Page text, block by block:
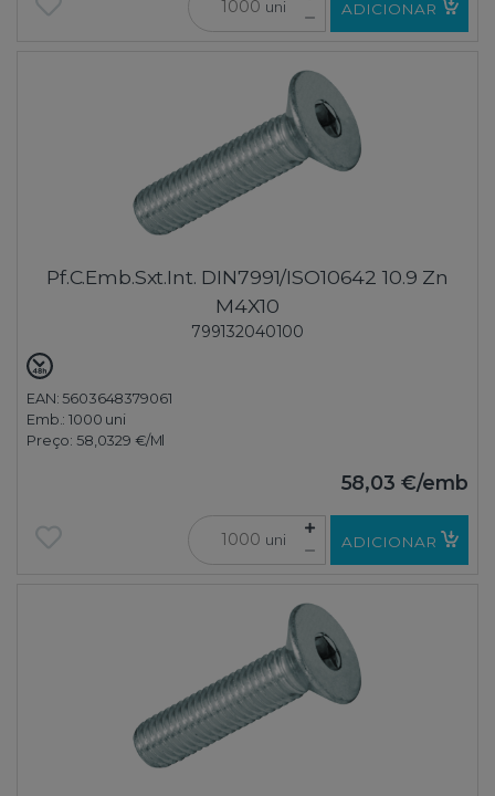
uni ADICIONAR
Pf.C.Emb.Sxt.Int. DIN7991/ISO10642 10.9 Zn
M4X10
799132040100
EAN: 5603648379061
Emb.:1000 uni
Preço: 58,0329 €/Ml
58,03 €/emb
uni ADICIONAR